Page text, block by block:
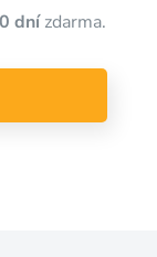
dnízdarma.